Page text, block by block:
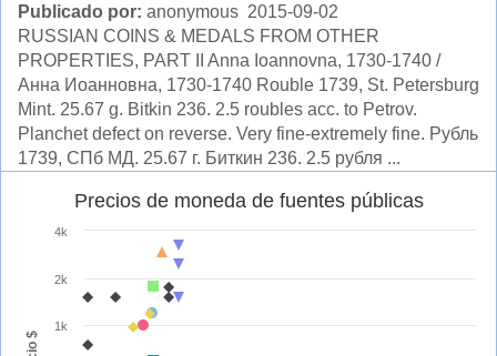
Publicado por: anonymous 2015-09-02
RUSSIAN COINS & MEDALS FROM OTHER
PROPERTIES, PART II Anna Ioannovna, 1730-1740 /
Анна Иоанновна, 1730-1740 Rouble 1739, St. Petersburg
Mint. 25.67 g. Bitkin 236. 2.5 roubles acc. to Petrov.
Planchet defect on reverse. Very fine-extremely fine. Рубль
1739, СПб МД. 25.67 г. Биткин 236. 2.5 рубля ...